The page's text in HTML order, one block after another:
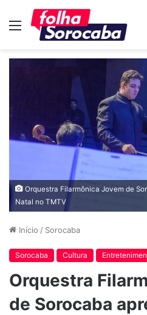
Menu
Orquestra Filarmônica Jovem de
Natal no TMTV
Início / Sorocaba
Sorocaba Cultura
Orquestra
de Sorocaba